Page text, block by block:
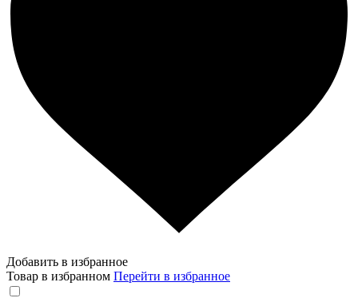
Добавить в избранное
Товар в избранном Перейти в избранное